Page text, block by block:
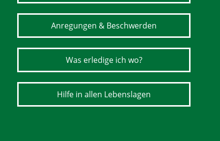
Anregungen & Beschwerden
Was erledige ich wo?
Hilfe in allen Lebenslagen